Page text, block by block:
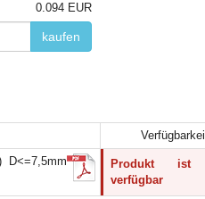
0.094 EUR
kaufen
D<=7,5mm
Produkt ist
verfügbar